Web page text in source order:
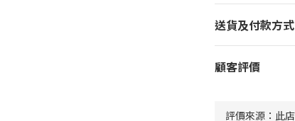
送貨及付款方式
顧客評價